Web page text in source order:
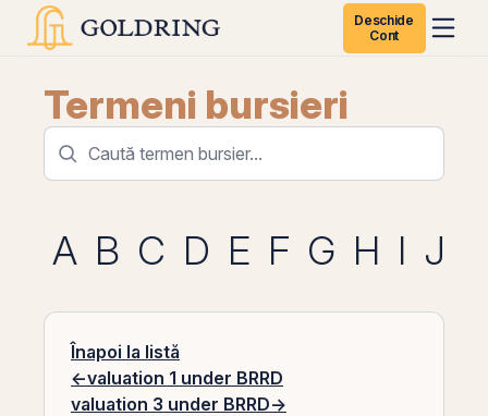
Deschide
Cont
Termeni bursieri
A B C D E F G H I J
Înapoi la listă
←valuation 1 under BRRD
valuation 3 under BRRD→